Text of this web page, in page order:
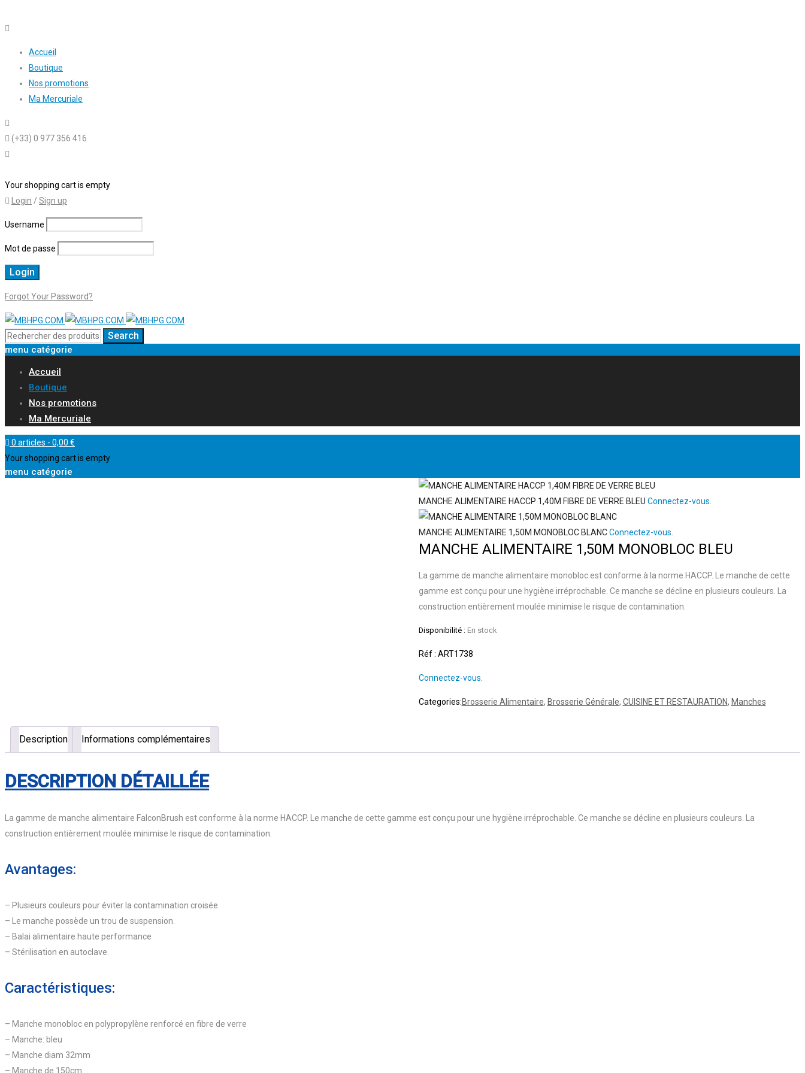
Accueil
Boutique
Nos promotions
Ma Mercuriale
(+33) 0 977 356 416
Your shopping cart is empty
Login / Sign up
Username
Mot de passe
Forgot Your Password?
menu catégorie
Accueil
Boutique
Nos promotions
Ma Mercuriale
0 articles - 0,00 €
Your shopping cart is empty
menu catégorie
MANCHE ALIMENTAIRE HACCP 1,40M FIBRE DE VERRE BLEU Connectez-vous.
MANCHE ALIMENTAIRE 1,50M MONOBLOC BLANC Connectez-vous.
MANCHE ALIMENTAIRE 1,50M MONOBLOC BLEU
La gamme de manche alimentaire monobloc est conforme à la norme HACCP. Le manche de cette
gamme est conçu pour une hygiène irréprochable. Ce manche se décline en plusieurs couleurs. La
construction entièrement moulée minimise le risque de contamination.
Disponibilité : En stock
Réf : ART1738
Connectez-vous.
Categories:Brosserie Alimentaire, Brosserie Générale, CUISINE ET RESTAURATION, Manches
Description Informations complémentaires
DESCRIPTION DÉTAILLÉE
La gamme de manche alimentaire FalconBrush est conforme à la norme HACCP. Le manche de cette gamme est conçu pour une hygiène irréprochable. Ce manche se décline en plusieurs couleurs. La
construction entièrement moulée minimise le risque de contamination.
Avantages:
– Plusieurs couleurs pour éviter la contamination croisée.
– Le manche possède un trou de suspension.
– Balai alimentaire haute performance
– Stérilisation en autoclave.
Caractéristiques:
– Manche monobloc en polypropylène renforcé en fibre de verre
– Manche: bleu
– Manche diam 32mm
– Manche de 150cm